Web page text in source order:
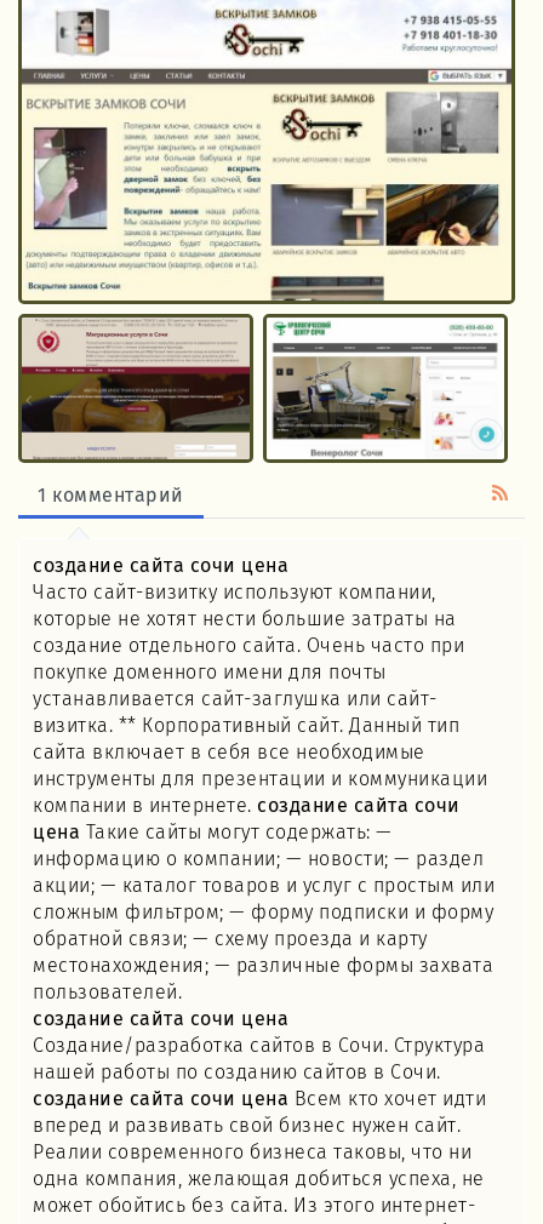
1 комментарий
создание сайта сочи цена
Часто сайт-визитку используют компании,
которые не хотят нести большие затраты на
создание отдельного сайта. Очень часто при
покупке доменного имени для почты
устанавливается сайт-заглушка или сайт-
визитка. ** Корпоративный сайт. Данный тип
сайта включает в себя все необходимые
инструменты для презентации и коммуникации
компании в интернете. создание сайта сочи
цена Такие сайты могут содержать: —
информацию о компании; — новости; — раздел
акции; — каталог товаров и услуг с простым или
сложным фильтром; — форму подписки и форму
обратной связи; — схему проезда и карту
местонахождения; — различные формы захвата
пользователей.
создание сайта сочи цена
Создание/разработка сайтов в Сочи. Структура
нашей работы по созданию сайтов в Сочи.
создание сайта сочи цена Всем кто хочет идти
вперед и развивать свой бизнес нужен сайт.
Реалии современного бизнеса таковы, что ни
одна компания, желающая добиться успеха, не
может обойтись без сайта. Из этого интернет-